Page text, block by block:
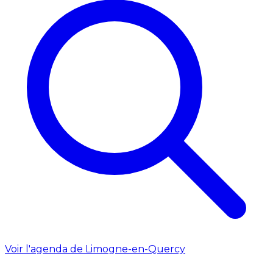
Voir l'agenda de Limogne-en-Quercy